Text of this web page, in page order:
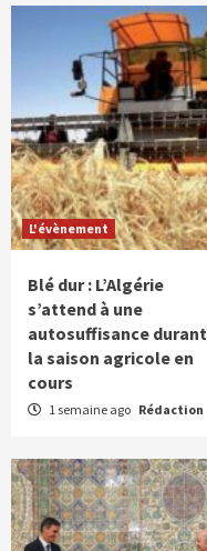
L'évènement
Blé dur : L’Algérie
s’attend à une
autosuffisance durant
la saison agricole en
cours
1 semaine ago Rédaction